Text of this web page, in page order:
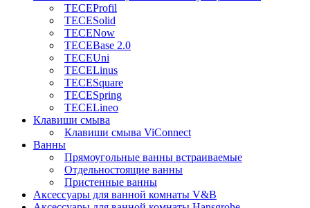
TECEProfil
TECESolid
TECENow
TECEBase 2.0
TECEUni
TECELinus
TECESquare
TECESpring
TECELineo
Клавиши смыва
Клавиши смыва ViConnect
Ванны
Прямоугольные ванны встраиваемые
Отдельностоящие ванны
Пристенные ванны
Аксессуары для ванной комнаты V&B